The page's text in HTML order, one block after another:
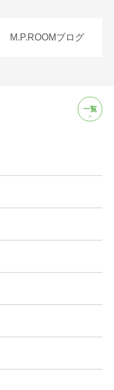
M.P.ROOMブログ
一覧